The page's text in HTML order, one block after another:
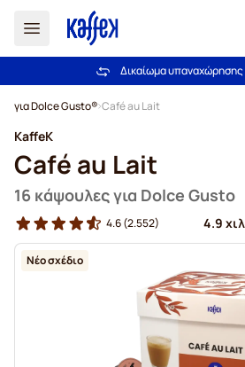
Δωρεάν αποστολή άνω
Δικαίωμα
για Dolce Gusto® Café au Lait
Νέο σχέδιο
KaffeK
Café au Lait
16 κάψουλες για Dolce Gusto
4.6(2.552) 4.9